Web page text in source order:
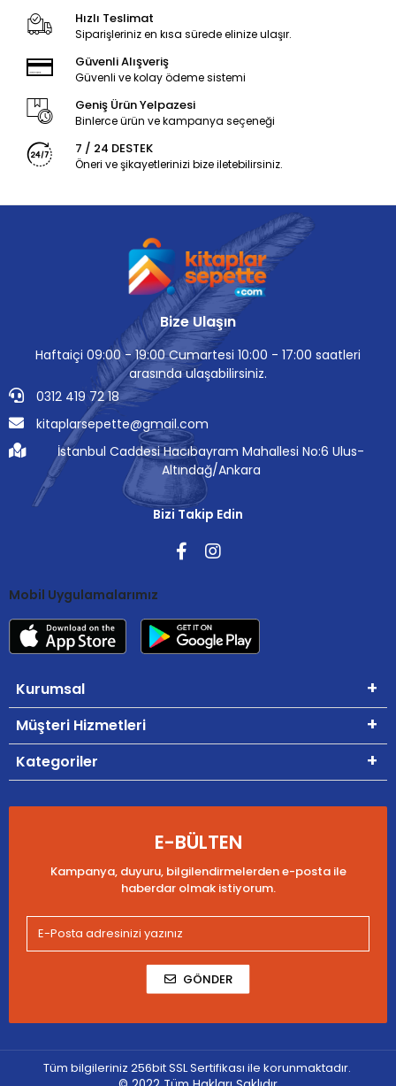
Hızlı Teslimat
Siparişleriniz en kısa sürede elinize ulaşır.
Güvenli Alışveriş
Güvenli ve kolay ödeme sistemi
Geniş Ürün Yelpazesi
Binlerce ürün ve kampanya seçeneği
7 / 24 DESTEK
Öneri ve şikayetlerinizi bize iletebilirsiniz.
Bize Ulaşın
Haftaiçi 09:00 - 19:00 Cumartesi 10:00 - 17:00 saatleri
arasında ulaşabilirsiniz.
0312 419 72 18
kitaplarsepette@gmail.com
İstanbul Caddesi Hacıbayram Mahallesi No:6 Ulus-
Altındağ/Ankara
Bizi Takip Edin
Mobil Uygulamalarımız
Kurumsal
Müşteri Hizmetleri
Kategoriler
E-BÜLTEN
Kampanya, duyuru, bilgilendirmelerden e-posta ile
haberdar olmak istiyorum.
GÖNDER
Tüm bilgileriniz 256bit SSL Sertifikası ile korunmaktadır.